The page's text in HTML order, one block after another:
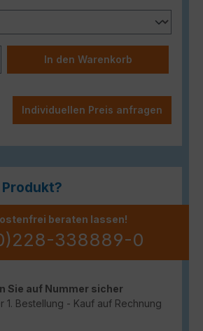
Gib den
In den Warenkorb
Individuellen Preis anfragen
beraten lassen!
338889-0
Sie auf Nummer sicher
1. Bestellung - Kauf auf Rechnung